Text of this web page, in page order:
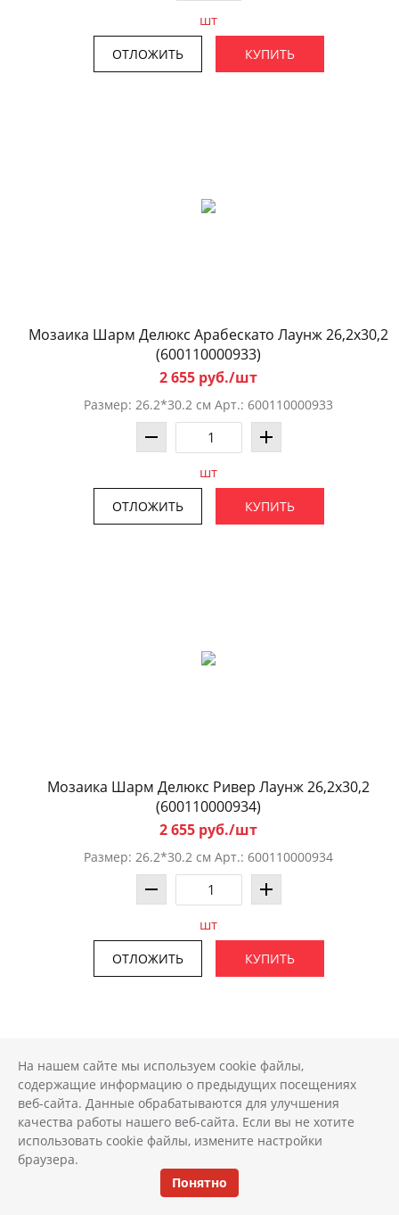
шт
ОТЛОЖИТЬ КУПИТЬ
Мозаика Шарм Делюкс Арабескато Лаунж 26,2x30,2
(600110000933)
2 655 руб./шт
Размер: 26.2*30.2 см Арт.: 600110000933
шт
ОТЛОЖИТЬ КУПИТЬ
Мозаика Шарм Делюкс Ривер Лаунж 26,2x30,2
(600110000934)
2 655 руб./шт
Размер: 26.2*30.2 см Арт.: 600110000934
шт
ОТЛОЖИТЬ КУПИТЬ
На нашем сайте мы используем cookie файлы,
содержащие информацию о предыдущих посещениях
веб-сайта. Данные обрабатываются для улучшения
качества работы нашего веб-сайта. Если вы не хотите
использовать cookie файлы, измените настройки
браузера.
Понятно